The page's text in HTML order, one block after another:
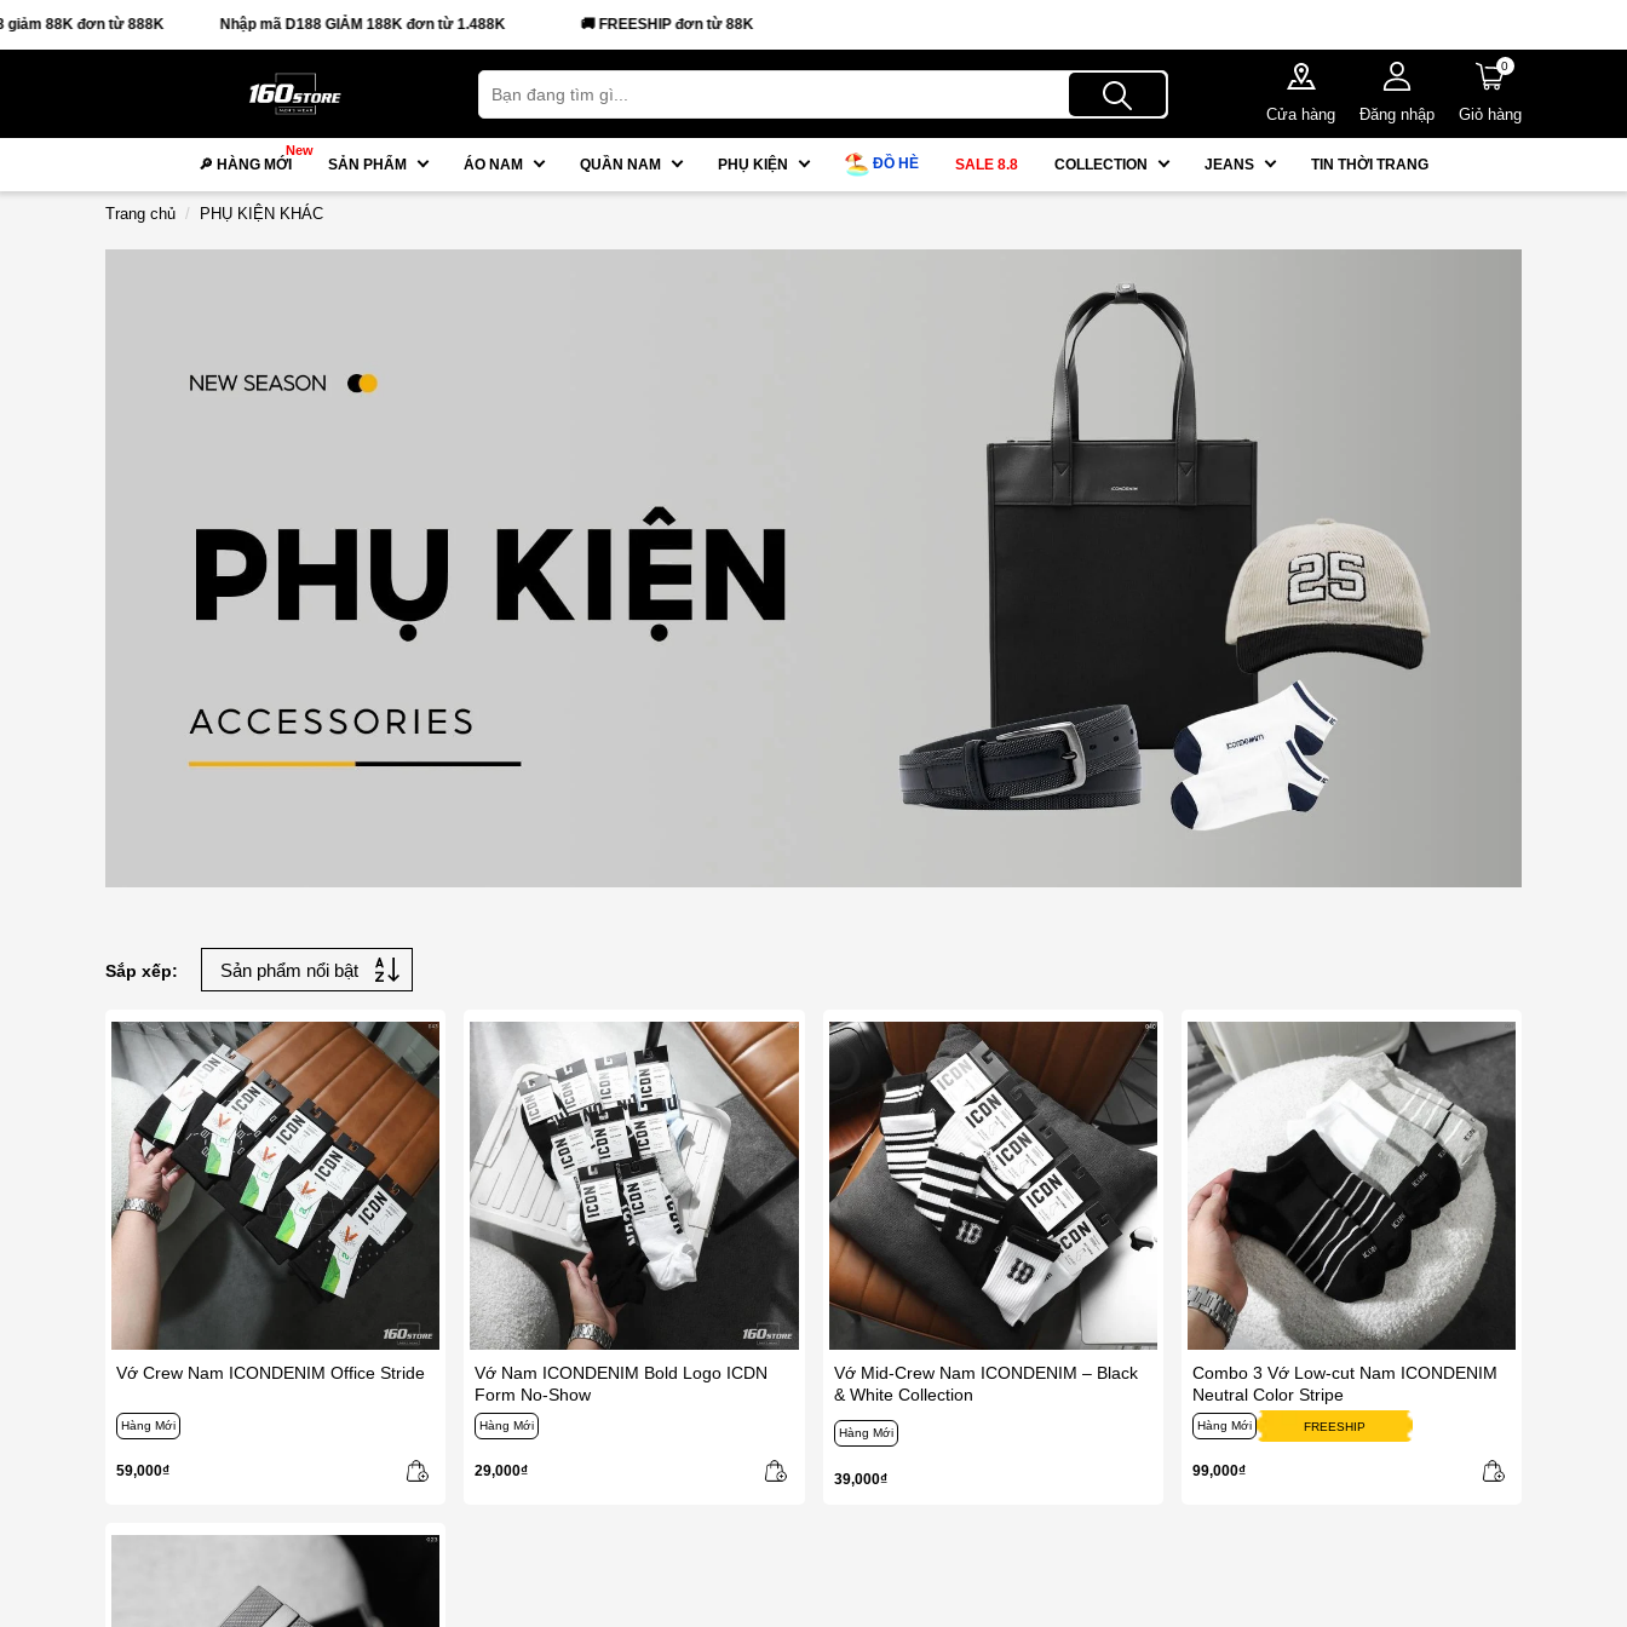
đơn từ 888K Nhập mã D188 GIẢM 188K đơn từ 1.488K 🚚 FREESHIP đơn từ 88K
Cửa hàng Đăng nhập
0
Giỏ hàng
🔎 HÀNG MỚI
New
SẢN PHẨM ÁO NAM QUẦN NAM PHỤ KIỆN ĐỒ HÈ SALE 8.8 COLLECTION JEANS TIN THỜI TRANG
Trang chủ PHỤ KIỆN KHÁC
Sắp xếp:
Vớ Crew Nam ICONDENIM Office Stride
Hàng Mới
59,000₫
Vớ Nam ICONDENIM Bold Logo ICDN
Form No-Show
Hàng Mới
29,000₫
Vớ Mid-Crew Nam ICONDENIM – Black
& White Collection
Hàng Mới
39,000₫
Combo 3 Vớ Low-cut Nam ICONDENIM
Neutral Color Stripe
Hàng Mới FREESHIP
99,000₫